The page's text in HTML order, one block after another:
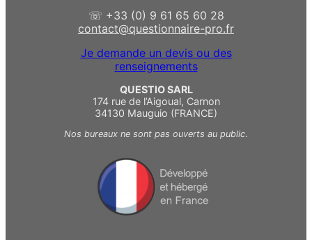
☏ +33 (0) 9 61 65 60 28
contact@questionnaire-pro.fr
Je demande un devis ou des
renseignements
QUESTIO SARL
174 rue de l’Aigoual, Carnon
34130 Mauguio (FRANCE)
Nos bureaux ne sont pas ouverts au public.